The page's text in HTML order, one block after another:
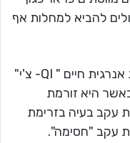
להביא למחלות אף
על פי הרפואה הסינית, בגופנו זורמת אנרגית חיים " QI- צ'י"
היא זורמת
עקב בעיה בזרימת
עקב "חסימה".